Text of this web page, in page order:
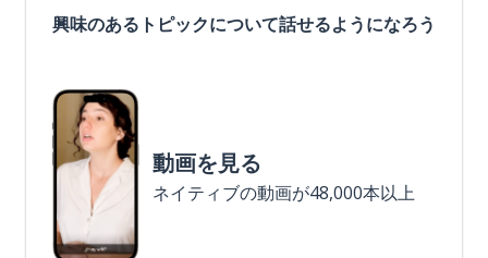
興味のあるトピックについて話せるようになろう
動画を見る
ネイティブの動画が48,000本以上